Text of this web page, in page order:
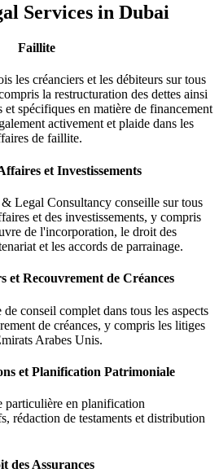
Services in Dubai
Faillite
les créanciers et les débiteurs sur tous
la restructuration des dettes ainsi
et spécifiques en matière de financement
activement et plaide dans les
de faillite.
et Investissements
Legal Consultancy conseille sur tous
et des investissements, y compris
de l'incorporation, le droit des
et les accords de parrainage.
et Recouvrement de Créances
conseil complet dans tous les aspects
de créances, y compris les litiges
Arabes Unis.
et Planification Patrimoniale
particulière en planification
rédaction de testaments et distribution
des Assurances